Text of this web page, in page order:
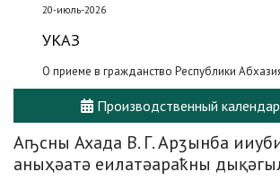
20-июль-2026
УКАЗ
О приеме в гражданство Республики
Производственный
Аҧсны Ахада В. Г. Арӡынба
аныҳәатә еилатәараҟны